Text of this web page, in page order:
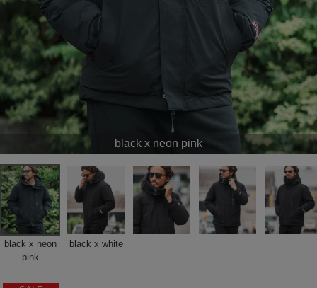
black x neon pink
black x neon
pink
black x white